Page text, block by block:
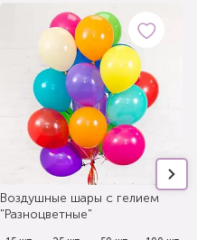
Воздушные шары с гелием
"Разноцветные"